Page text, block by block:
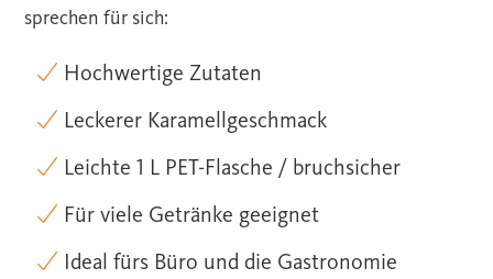
sprechen für sich:
Hochwertige Zutaten
Leckerer Karamellgeschmack
Leichte 1 L PET-Flasche / bruchsicher
Für viele Getränke geeignet
Ideal fürs Büro und die Gastronomie